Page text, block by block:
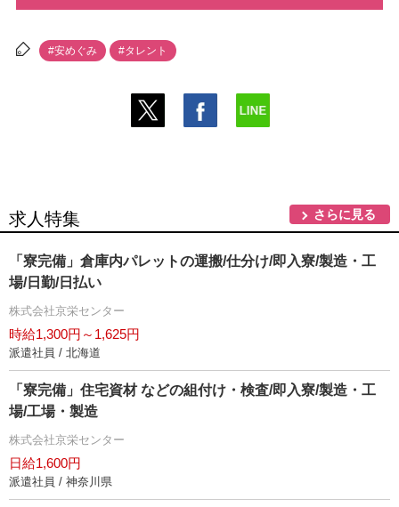
#安めぐみ #タレント
求人特集 さらに見る
「寮完備」倉庫内パレットの運搬/仕分け/即入寮/製造・工
場/日勤/日払い
株式会社京栄センター
時給1,300円～1,625円
派遣社員 / 北海道
「寮完備」住宅資材 などの組付け・検査/即入寮/製造・工
場/工場・製造
株式会社京栄センター
日給1,600円
派遣社員 / 神奈川県